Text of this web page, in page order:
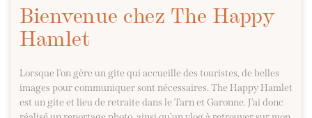
Bienvenue chez The Happy
Hamlet
Lorsque l’on gère un gite qui accueille des touristes, de belles
images pour communiquer sont nécessaires. The Happy Hamlet
est un gite et lieu de retraite dans le Tarn et Garonne. J’ai donc